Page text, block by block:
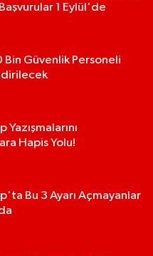
1 Eylül'de
Bin Güvenlik Personeli
Hapis Yolu!
Bu 3 Ayarı Açmayanlar